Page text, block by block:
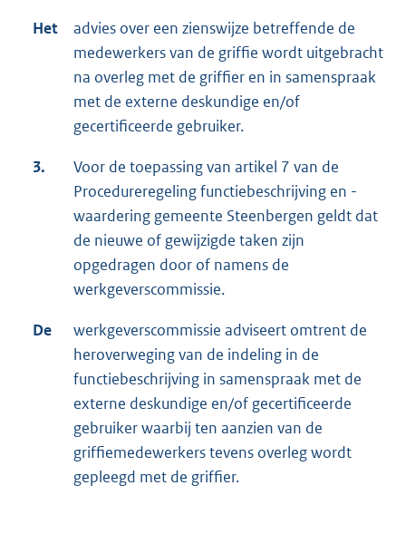
Het
advies over een zienswijze betreffende de
medewerkers van de griffie wordt uitgebracht
na overleg met de griffier en in samenspraak
met de externe deskundige en/of
gecertificeerde gebruiker.
3.
Voor de toepassing van artikel 7 van de
Procedureregeling functiebeschrijving en -
waardering gemeente Steenbergen geldt dat
de nieuwe of gewijzigde taken zijn
opgedragen door of namens de
werkgeverscommissie.
De
werkgeverscommissie adviseert omtrent de
heroverweging van de indeling in de
functiebeschrijving in samenspraak met de
externe deskundige en/of gecertificeerde
gebruiker waarbij ten aanzien van de
griffiemedewerkers tevens overleg wordt
gepleegd met de griffier.